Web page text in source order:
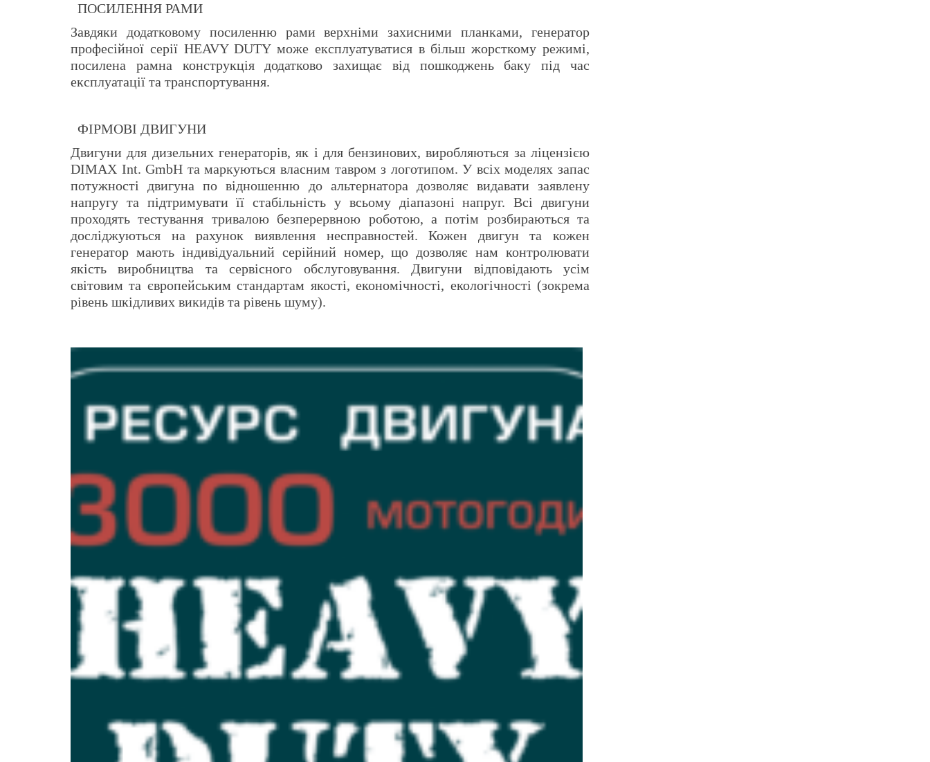
ПОСИЛЕННЯ РАМИ
Завдяки додатковому посиленню рами верхніми захисними планками, генератор
професійної серії HEAVY DUTY може експлуатуватися в більш жорсткому режимі,
посилена рамна конструкція додатково захищає від пошкоджень баку під час
експлуатації та транспортування.
ФІРМОВІ ДВИГУНИ
Двигуни для дизельних генераторів, як і для бензинових, виробляються за ліцензією
DIMAX Int. GmbH та маркуються власним тавром з логотипом. У всіх моделях запас
потужності двигуна по відношенню до альтернатора дозволяє видавати заявлену
напругу та підтримувати її стабільність у всьому діапазоні напруг. Всі двигуни
проходять тестування тривалою безперервною роботою, а потім розбираються та
досліджуються на рахунок виявлення несправностей. Кожен двигун та кожен
генератор мають індивідуальний серійний номер, що дозволяє нам контролювати
якість виробництва та сервісного обслуговування. Двигуни відповідають усім
світовим та європейським стандартам якості, економічності, екологічності (зокрема
рівень шкідливих викидів та рівень шуму).